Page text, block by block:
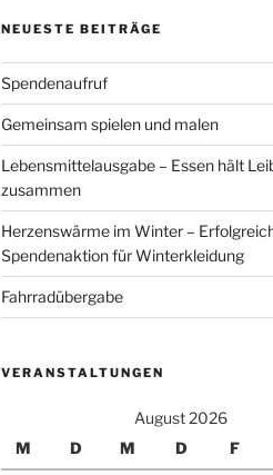
NEUESTE BEITRÄGE
Spendenaufruf
Gemeinsam spielen und malen
Lebensmittelausgabe – Essen hält
zusammen
Herzenswärme im Winter –
Spendenaktion für Winterkleidung
Fahrradübergabe
VERANSTALTUNGEN
August 2026
M
D M D F